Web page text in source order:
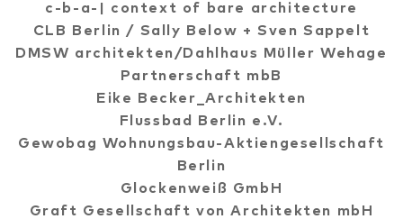
c-b-a-| context of bare architecture
CLB Berlin / Sally Below + Sven Sappelt
DMSW architekten/Dahlhaus Müller Wehage
Partnerschaft mbB
Eike Becker_Architekten
Flussbad Berlin e.V.
Gewobag Wohnungsbau-Aktiengesellschaft
Berlin
Glockenweiß GmbH
Graft Gesellschaft von Architekten mbH